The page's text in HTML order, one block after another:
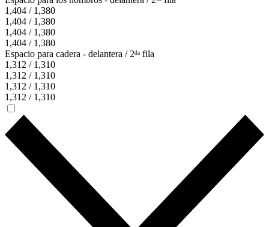
1,404 / 1,380
1,404 / 1,380
1,404 / 1,380
1,404 / 1,380
Espacio para cadera - delantera / 2ᵈᵃ fila
1,312 / 1,310
1,312 / 1,310
1,312 / 1,310
1,312 / 1,310